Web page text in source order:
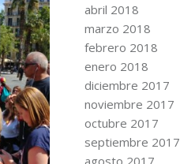
abril 2018
marzo 2018
febrero 2018
enero 2018
diciembre 2017
noviembre 2017
octubre 2017
septiembre 2017
agosto 2017